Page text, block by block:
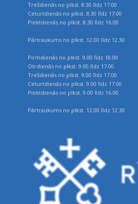
Trešdienās no plkst. 8.30 līdz 17.00
Ceturtdienās no plkst. 8.30 līdz 17.00
Piektdienās no plkst. 8.30 līdz 16.00
Pārtraukums no plkst. 12.00 līdz 12.30
Pirmdienās no plkst. 9.00 līdz 18.00
Otrdienās no plkst. 9.00 līdz 17.00
Trešdienās no plkst. 9.00 līdz 17.00
Ceturtdienās no plkst. 9.00 līdz 17.00
Piektdienās no plkst. 9.00 līdz 16.00
Pārtraukums no plkst. 12.00 līdz 12.30